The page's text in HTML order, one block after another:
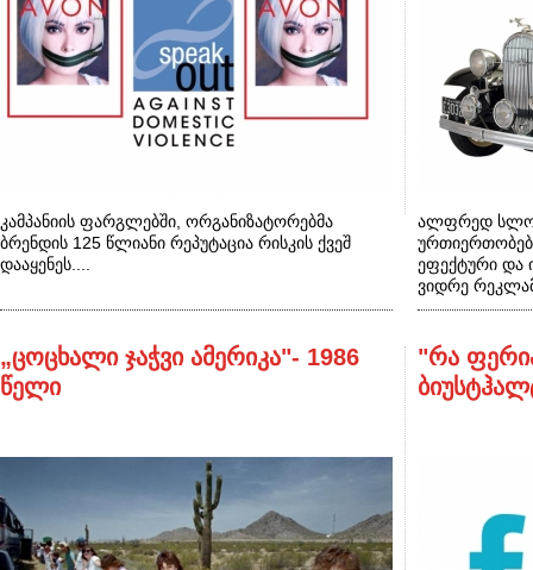
კამპანიის ფარგლებში, ორგანიზატორებმა
ბრენდის 125 წლიანი რეპუტაცია რისკის ქვეშ
დააყენეს....
ალფრედ
ეფექტური და
ვიდრე
„ცოცხალი ჯაჭვი ამერიკა"- 1986
წელი
"რა